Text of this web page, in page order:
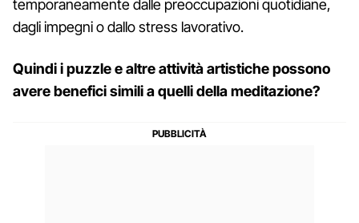
temporaneamente dalle preoccupazioni quotidiane,
dagli impegni o dallo stress lavorativo.
Quindi i puzzle e altre attività artistiche possono
avere benefici simili a quelli della meditazione?